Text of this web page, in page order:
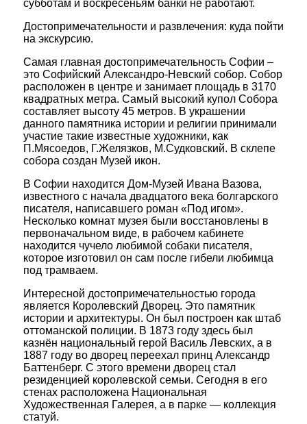
субботам и воскресеньям банки не работают.
Достопримечательности и развлечения: куда пойти
на экскурсию.
Самая главная достопримечательность Софии –
это Софийский Александро-Невский собор. Собор
расположен в центре и занимает площадь в 3170
квадратных метра. Самый высокий купол Собора
составляет высоту 45 метров. В украшении
данного памятника истории и религии принимали
участие такие известные художники, как
П.Мясоедов, Г.Желязков, М.Судковский. В склепе
собора создан Музей икон.
В Софии находится Дом-Музей Ивана Вазова,
известного с начала двадцатого века болгарского
писателя, написавшего роман «Под игом».
Несколько комнат музея были восстановлены в
первоначальном виде, в рабочем кабинете
находится чучело любимой собаки писателя,
которое изготовил он сам после гибели любимца
под трамваем.
Интересной достопримечательностью города
является Королевский Дворец. Это памятник
истории и архитектуры. Он был построен как штаб
оттоманской полиции. В 1873 году здесь был
казнён национальный герой Василь Левских, а в
1887 году во дворец переехал принц Александр
Баттенберг. С этого времени дворец стал
резиденцией королевской семьи. Сегодня в его
стенах расположена Национальная
Художественная Галерея, а в парке — коллекция
статуй.